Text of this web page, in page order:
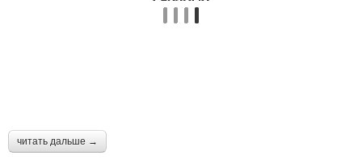
читать дальше →